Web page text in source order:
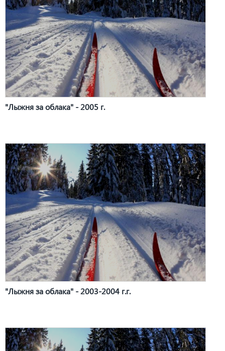
"Лыжня за облака" - 2005 г.
"Лыжня за облака" - 2003-2004 г.г.